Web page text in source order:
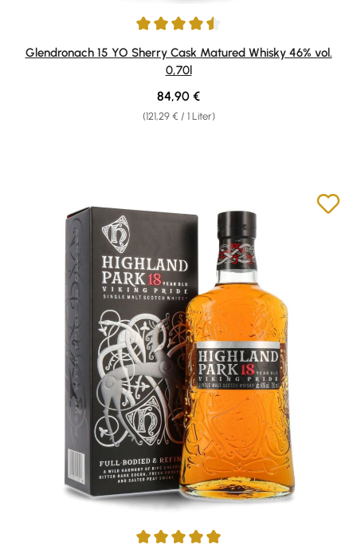
Durchschnittliche Bewertung von 4.5 von 5 Sternen
Glendronach 15 YO Sherry Cask Matured Whisky 46% vol.
0,70l
(121,29 € / 1 Liter)
Regulärer Preis:
84,90 €